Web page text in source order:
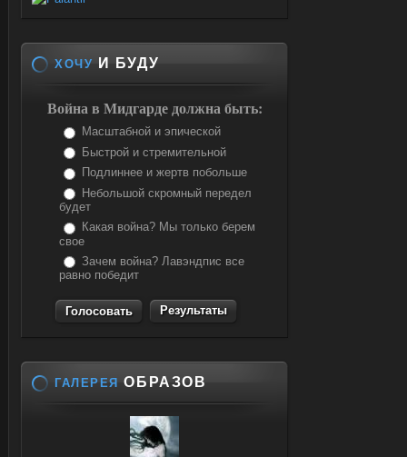
ХОЧУ И БУДУ
Война в Мидгарде должна быть:
Масштабной и эпической
Быстрой и стремительной
Подлиннее и жертв побольше
Небольшой скромный передел
будет
Какая война? Мы только берем
свое
Зачем война? Лавэндпис все
равно победит
Результаты
ГАЛЕРЕЯ ОБРАЗОВ